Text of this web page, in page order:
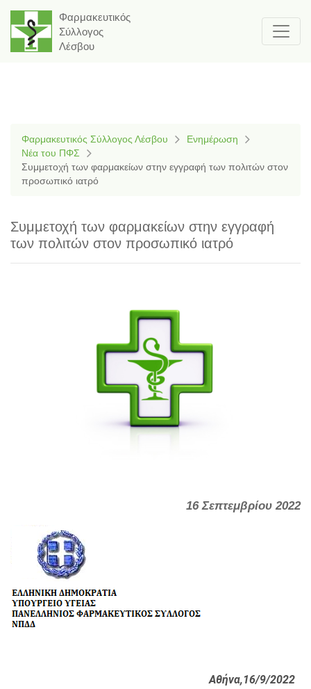
Φαρμακευτικός
Σύλλογος
Λέσβου
Φαρμακευτικός Σύλλογος Λέσβου
Ενημέρωση
Νέα του ΠΦΣ
Συμμετοχή των φαρμακείων στην εγγραφή των πολιτών στον
προσωπικό ιατρό
Συμμετοχή των φαρμακείων στην εγγραφή
των πολιτών στον προσωπικό ιατρό
16 Σεπτεμβρίου 2022
Αθήνα,16/9/2022